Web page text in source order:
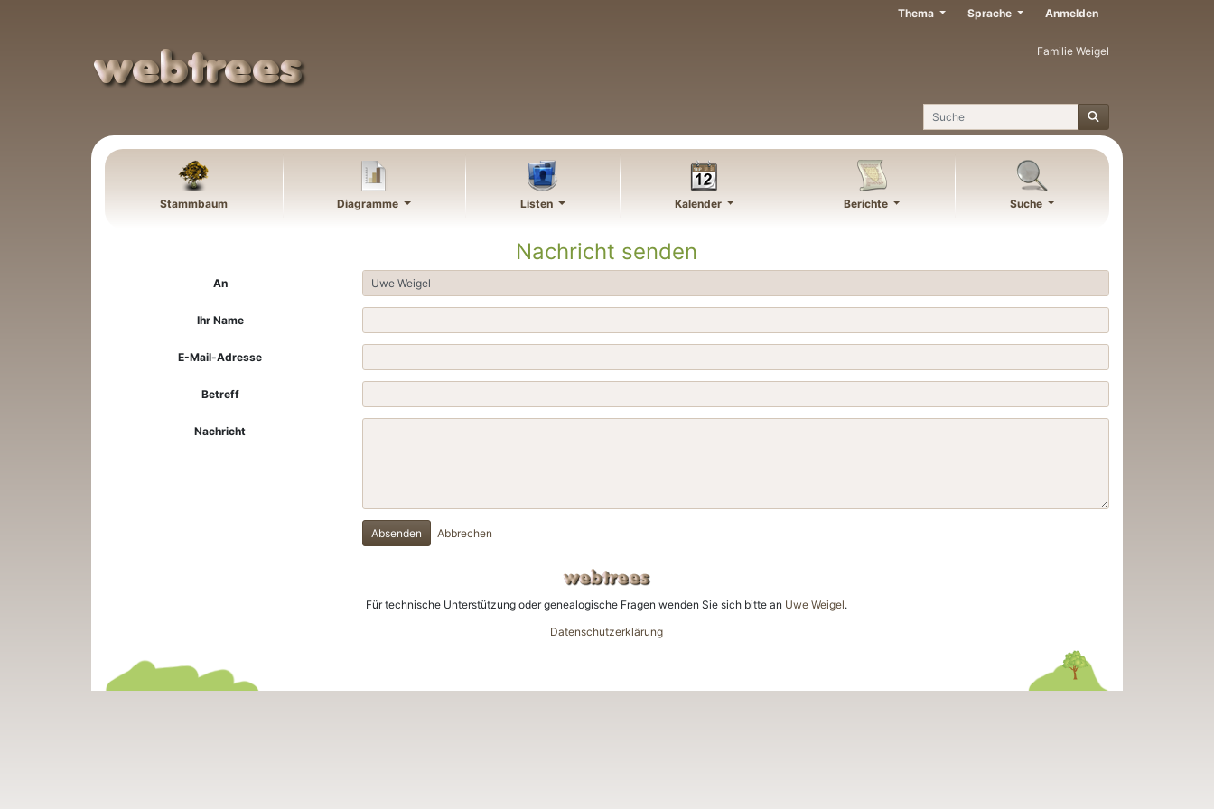
Familie Weigel
Suche
Thema Sprache Anmelden
Stammbaum Diagramme Listen Kalender Berichte Suche
Nachricht senden
An
Ihr Name
E-Mail-Adresse
Betreff
Nachricht
Absenden Abbrechen
Für technische Unterstützung oder genealogische Fragen wenden Sie sich bitte an Uwe Weigel.
Datenschutzerklärung